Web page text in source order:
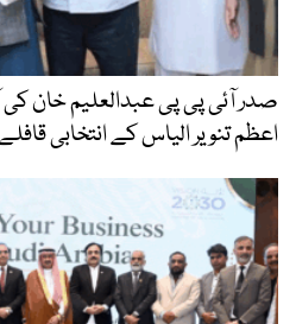
صدر آئی پی پی عبدالعلیم خان کی
اعظم تنویر الیاس کے انتخابی